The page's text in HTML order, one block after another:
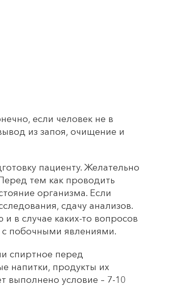
если человек не в
из запоя, очищение и
пациенту. Желательно
тем как проводить
организма. Если
сдачу анализов.
в случае каких-то вопросов
с побочными явлениями.
спиртное перед
напитки, продукты их
выполнено условие – 7-10